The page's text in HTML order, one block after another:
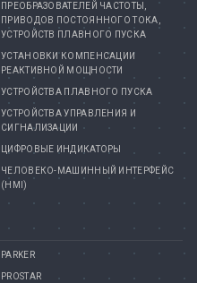
ПРЕОБРАЗОВАТЕЛЕЙ ЧАСТОТЫ,
ПРИВОДОВ ПОСТОЯННОГО ТОКА,
УСТРОЙСТВ ПЛАВНОГО ПУСКА
УСТАНОВКИ КОМПЕНСАЦИИ
РЕАКТИВНОЙ МОЩНОСТИ
УСТРОЙСТВА ПЛАВНОГО ПУСКА
УСТРОЙСТВА УПРАВЛЕНИЯ И
СИГНАЛИЗАЦИИ
ЦИФРОВЫЕ ИНДИКАТОРЫ
ЧЕЛОВЕКО-МАШИННЫЙ ИНТЕРФЕЙС
(HMI)
PARKER
PROSTAR